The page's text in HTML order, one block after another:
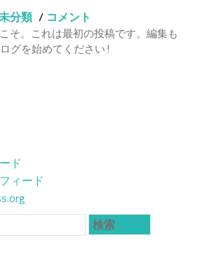
分類 / コメント
そ。これは最初の投稿です。編集も
グを始めてください !
ド
ィード